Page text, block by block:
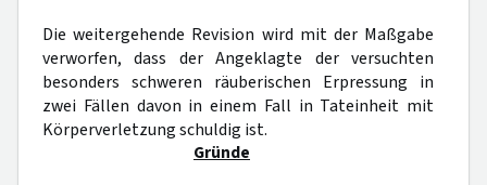
Die weitergehende Revision wird mit der Maßgabe
verworfen, dass der Angeklagte der versuchten
besonders schweren räuberischen Erpressung in
zwei Fällen davon in einem Fall in Tateinheit mit
Körperverletzung schuldig ist.
Gründe